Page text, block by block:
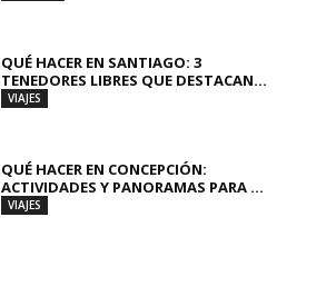
QUÉ HACER EN SANTIAGO: 3
TENEDORES LIBRES QUE DESTACAN...
VIAJES
QUÉ HACER EN CONCEPCIÓN:
ACTIVIDADES Y PANORAMAS PARA ...
VIAJES